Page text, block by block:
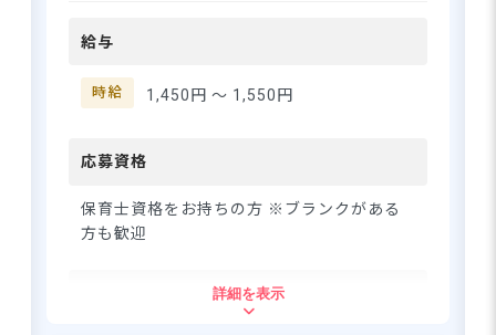
希望に合う求人の
ている施設です♪ 「新江古田
アクセスのよさも、うれしい
ポイント◎ 時給1,450円スター
に反映される環境です☆ 交通
されるので、安心して通勤い
ただけます。 ーー【残業な
「保育の仕事は好きだけど、
給与
時給 1,450円 〜 1,550円
応募資格
保育士資格をお持ちの方 ※ブランクがある
方も歓迎
詳細を表示